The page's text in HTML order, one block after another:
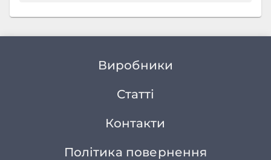
Виробники
Статті
Контакти
Політика повернення